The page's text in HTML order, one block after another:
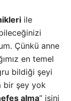
ile
Çünkü anne
en temel
bildiği şeyi
bir şey yok
alma” işini